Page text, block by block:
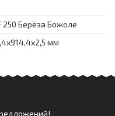
250 Берёза Божоле
мм